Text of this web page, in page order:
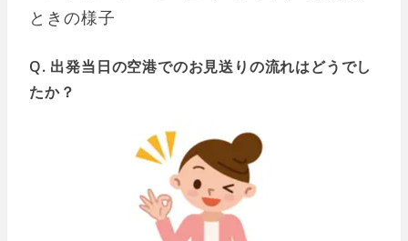
ときの様子
Q. 出発当日の空港でのお見送りの流れはどうでし
たか？